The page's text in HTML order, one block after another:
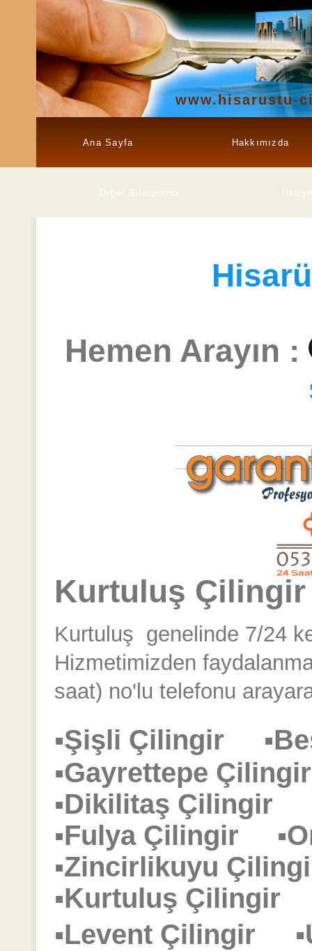
www.hisarustu-
Ana Sayfa Hakkımızda
Diğer Sitelerimiz
Hemen Arayın :
Kurtuluş Çilingir
Kurtuluş genelinde 7/24
Hizmetimizden
saat) no'lu telefonu
▪Şişli Çilingir
▪Gayrettepe
▪Dikilitaş Çilingir
▪Fulya Çilingir
▪Zincirlikuyu
▪Kurtuluş
▪Levent Çilingir